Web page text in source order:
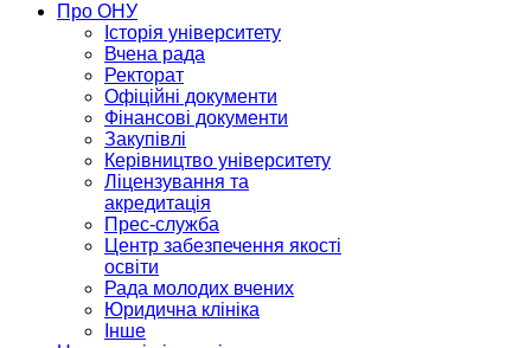
Про ОНУ
Історія університету
Вчена рада
Ректорат
Офіційні документи
Фінансові документи
Закупівлі
Керівництво університету
Ліцензування та
акредитація
Прес-служба
Центр забезпечення якості
освіти
Рада молодих вчених
Юридична клініка
Інше